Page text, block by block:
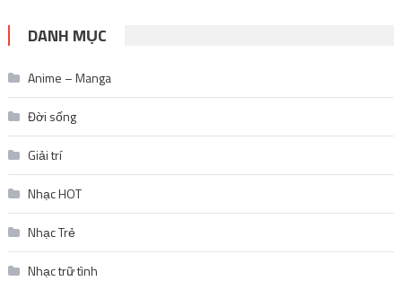
DANH MỤC
Anime – Manga
Đời sống
Giải trí
Nhạc HOT
Nhạc Trẻ
Nhạc trữ tình